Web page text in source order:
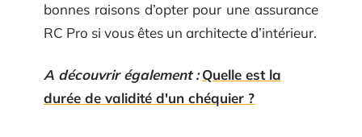
bonnes raisons d’opter pour une assurance
RC Pro si vous êtes un architecte d’intérieur.
A découvrir également : Quelle est la
durée de validité d'un chéquier ?